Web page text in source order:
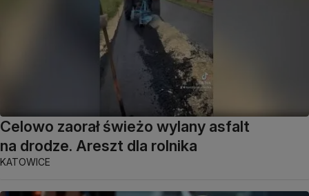
Celowo zaorał świeżo wylany asfalt
na drodze. Areszt dla rolnika
KATOWICE